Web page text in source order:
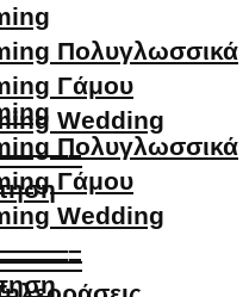
Πολυγλωσσικά
Γάμου
Wedding
Πολυγλωσσικά
Γάμου
Wedding